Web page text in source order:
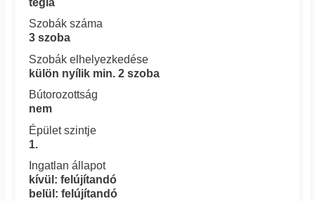
Szobák száma
3 szoba
Szobák elhelyezkedése
külön nyílik min. 2 szoba
Bútorozottság
nem
Épület szintje
1.
Ingatlan állapot
kívül: felújítandó
belül: felújítandó